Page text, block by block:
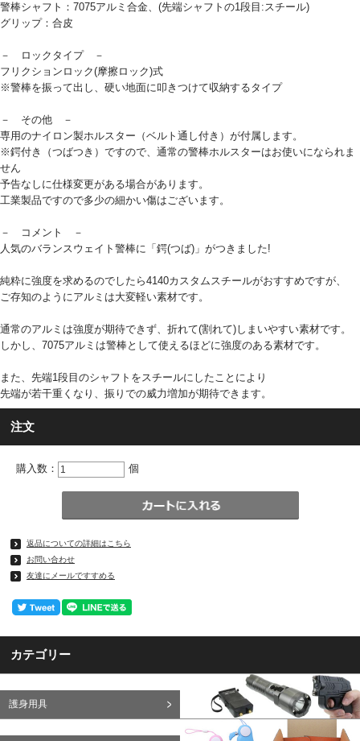
警棒シャフト：7075アルミ合金、(先端シャフトの1段目:スチール)
グリップ：合皮
－ ロックタイプ －
フリクションロック(摩擦ロック)式
※警棒を振って出し、硬い地面に叩きつけて収納するタイプ
－ その他 －
専用のナイロン製ホルスター（ベルト通し付き）が付属します。
※鍔付き（つばつき）ですので、通常の警棒ホルスターはお使いになられま
せん
予告なしに仕様変更がある場合があります。
工業製品ですので多少の細かい傷はございます。
－ コメント －
人気のバランスウェイト警棒に「鍔(つば)」がつきました!
純粋に強度を求めるのでしたら4140カスタムスチールがおすすめですが、
ご存知のようにアルミは大変軽い素材です。
通常のアルミは強度が期待できず、折れて(割れて)しまいやすい素材です。
しかし、7075アルミは警棒として使えるほどに強度のある素材です。
また、先端1段目のシャフトをスチールにしたことにより
先端が若干重くなり、振りでの威力増加が期待できます。
注文
購入数： 個
返品についての詳細はこちら
お問い合わせ
友達にメールですすめる
カテゴリー
護身用具